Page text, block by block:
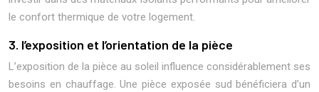
le confort thermique de votre logement.
3. l’exposition et l’orientation de la pièce
L’exposition de la pièce au soleil influence considérablement ses
besoins en chauffage. Une pièce exposée sud bénéficiera d’un